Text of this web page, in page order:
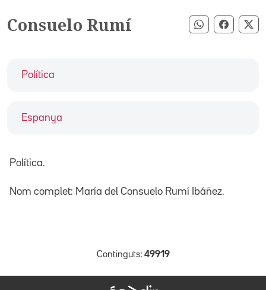
Consuelo Rumí Compartir
Política
Espanya
Política.
Nom complet: María del Consuelo Rumí Ibáñez.
Continguts: 49919